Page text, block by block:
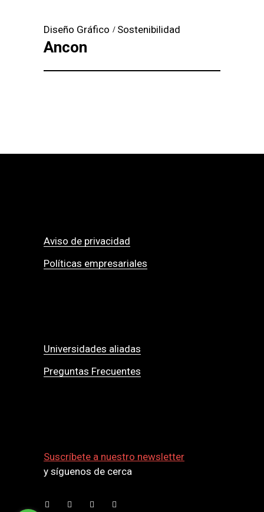
Diseño Gráfico Sostenibilidad
Ancon
Aviso de privacidad
Políticas empresariales
Universidades aliadas
Preguntas Frecuentes
Suscríbete a nuestro newsletter
y síguenos de cerca